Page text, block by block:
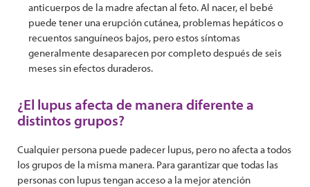
anticuerpos de la madre afectan al feto. Al nacer, el bebé
puede tener una erupción cutánea, problemas hepáticos o
recuentos sanguíneos bajos, pero estos síntomas
generalmente desaparecen por completo después de seis
meses sin efectos duraderos.
¿El lupus afecta de manera diferente a
distintos grupos?
Cualquier persona puede padecer lupus, pero no afecta a todos
los grupos de la misma manera. Para garantizar que todas las
personas con lupus tengan acceso a la mejor atención